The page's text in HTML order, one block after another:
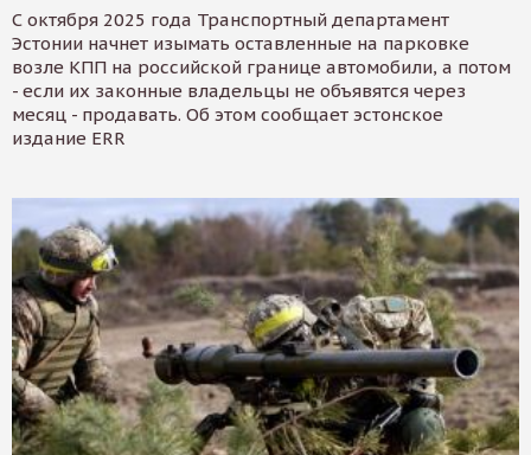
С октября 2025 года Транспортный департамент
Эстонии начнет изымать оставленные на парковке
возле КПП на российской границе автомобили, а потом
- если их законные владельцы не объявятся через
месяц - продавать. Об этом сообщает эстонское
издание ERR